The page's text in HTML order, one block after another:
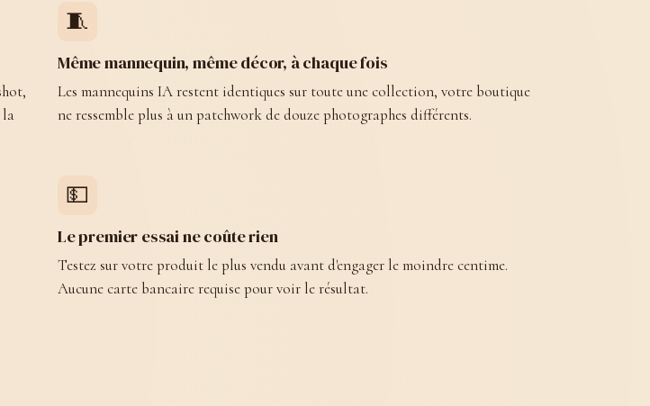
la
🧵
Même mannequin, même décor, à chaque fois
Les mannequins IA restent identiques sur toute une collection, votre boutique
ne ressemble plus à un patchwork de douze photographes différents.
💵
Le premier essai ne coûte rien
Testez sur votre produit le plus vendu avant d'engager le moindre centime.
Aucune carte bancaire requise pour voir le résultat.